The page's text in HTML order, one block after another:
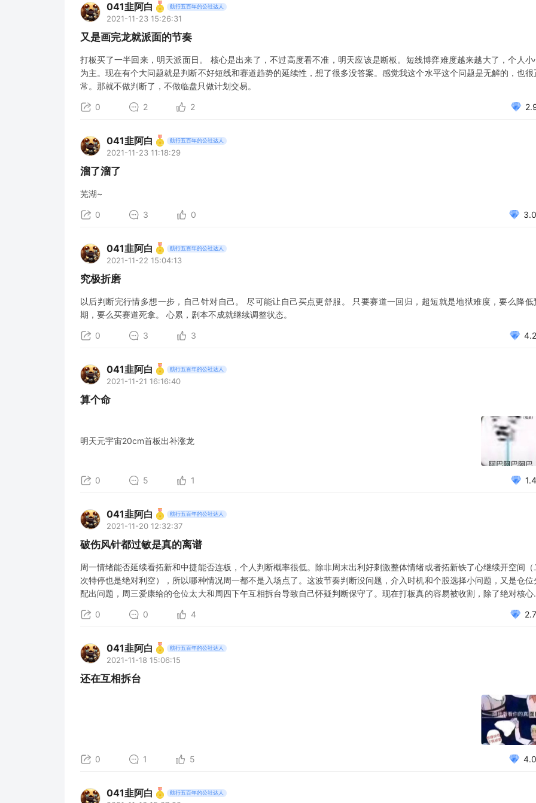
041韭阿白 航行五百年的公社达人
2021-11-23 15:26:31
又是画完龙就派面的节奏
打板买了一半回来，明天派面日。 核心是出来了，不过高度看不准，明天应该是断板。短线博弈难度越来越大了，个人小
为主。现在有个大问题就是判断不好短线和赛道趋势的延续性，想了很多没答案。感觉我这个水平这个问题是无解的，也很
常。那就不做判断了，不做临盘只做计划交易。
0 2 2
041韭阿白 航行五百年的公社达人
2021-11-23 11:18:29
溜了溜了
芜湖~
0 3 0
041韭阿白 航行五百年的公社达人
2021-11-22 15:04:13
究极折磨
以后判断完行情多想一步，自己针对自己。 尽可能让自己买点更舒服。 只要赛道一回归，超短就是地狱难度，要么降低
期，要么买赛道死拿。 心累，剧本不成就继续调整状态。
0 3 3
041韭阿白 航行五百年的公社达人
2021-11-21 16:16:40
算个命
明天元宇宙20cm首板出补涨龙
0 5 1
041韭阿白 航行五百年的公社达人
2021-11-20 12:32:37
破伤风针都过敏是真的离谱
周一情绪能否延续看拓新和中捷能否连板，个人判断概率很低。除非周末出利好刺激整体情绪或者拓新铁了心继续开空间（
次特停也是绝对利空），所以哪种情况周一都不是入场点了。这波节奏判断没问题，介入时机和个股选择小问题，又是仓位
配出问题，周三爱康给的仓位太大和周四下午互相拆台导致自己怀疑判断保守了。现在打板真的容易被收割，除了绝对核心
了那么多，问题出现以后怎么取舍自己要想明白。还有一点现在只有
0 0 4
041韭阿白 航行五百年的公社达人
2021-11-18 15:06:15
还在互相拆台
0 1 5
041韭阿白 航行五百年的公社达人